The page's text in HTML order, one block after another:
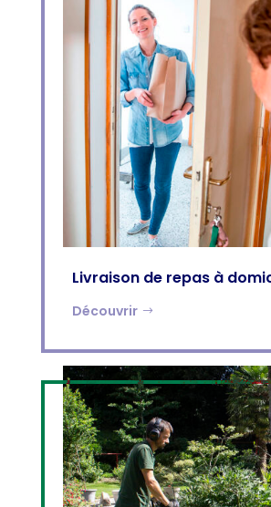
Livraison de repas à
Découvrir